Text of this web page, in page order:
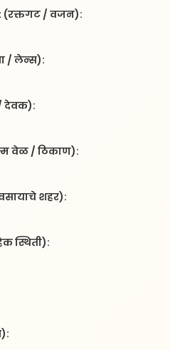
(रक्तगट / वजन):
/ लेन्स):
देवक):
वेळ / ठिकाण):
शहर):
स्थिती):